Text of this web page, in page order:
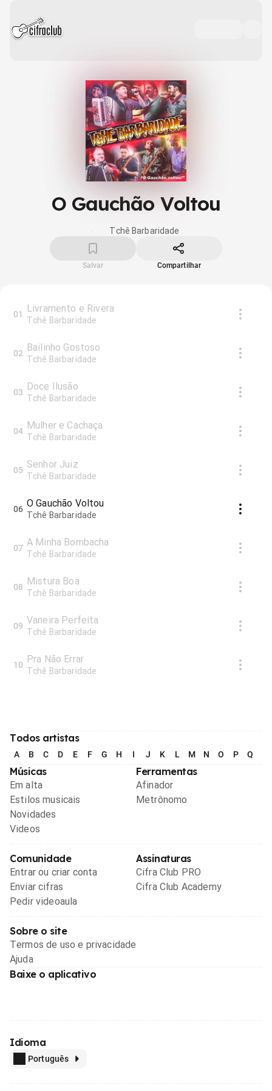
O Gauchão Voltou
Tchê Barbaridade
Salvar Compartilhar
01 Livramento e Rivera
Tchê Barbaridade
02 Bailinho Gostoso
Tchê Barbaridade
03 Doce Ilusão
Tchê Barbaridade
04 Mulher e Cachaça
Tchê Barbaridade
05 Senhor Juiz
Tchê Barbaridade
06 O Gauchão Voltou
Tchê Barbaridade
07 A Minha Bombacha
Tchê Barbaridade
08 Mistura Boa
Tchê Barbaridade
09 Vaneira Perfeita
Tchê Barbaridade
10 Pra Não Errar
Tchê Barbaridade
Todos artistas
A B C D E F G H I J K L M N O P Q
Músicas
Em alta
Estilos musicais
Novidades
Videos
Ferramentas
Afinador
Metrônomo
Comunidade
Entrar ou criar conta
Enviar cifras
Pedir videoaula
Assinaturas
Cifra Club PRO
Cifra Club Academy
Sobre o site
Termos de uso e privacidade
Ajuda
Baixe o aplicativo
Idioma
Português